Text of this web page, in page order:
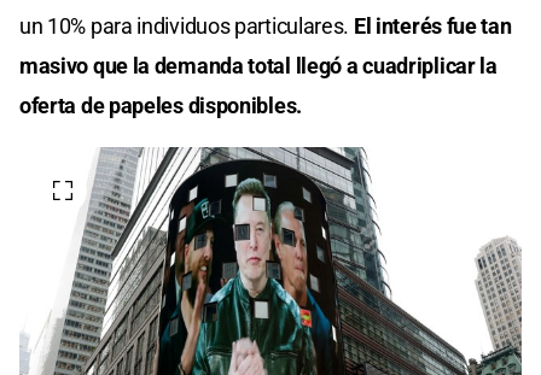
un 10% para individuos particulares. El interés fue tan
masivo que la demanda total llegó a cuadriplicar la
oferta de papeles disponibles.